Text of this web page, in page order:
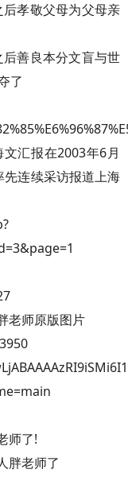
孝敬父母为父母亲
善良本分文盲与世
了
汇报在2003年6月
连续采访报道上海
老师原版图片
师了!
胖老师了